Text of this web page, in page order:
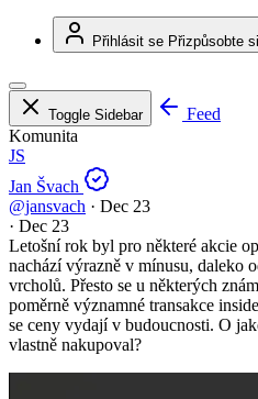
Přihlásit se Přizpůsobte
Toggle Sidebar
Feed
Komunita
JS
Jan Švach
@jansvach · Dec 23
· Dec 23
Letošní rok byl pro některé akcie
nachází výrazně v mínusu, daleko
vrcholů. Přesto se u některých
poměrně významné transakce
se ceny vydají v budoucnosti. O
vlastně nakupoval?